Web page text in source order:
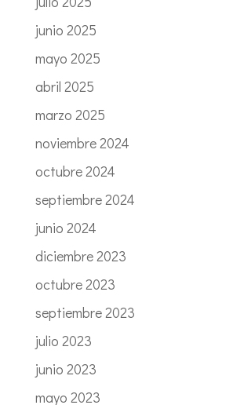
junio 2025
mayo 2025
abril 2025
marzo 2025
noviembre 2024
octubre 2024
septiembre 2024
junio 2024
diciembre 2023
octubre 2023
septiembre 2023
julio 2023
junio 2023
mayo 2023